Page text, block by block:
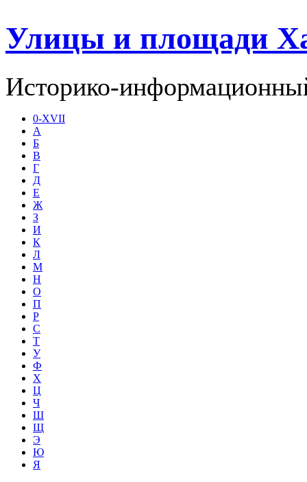
Улицы и площади
Историко-
0-XVII
А
Б
В
Г
Д
Е
Ж
З
И
К
Л
М
Н
О
П
Р
С
Т
У
Ф
Х
Ц
Ч
Ш
Щ
Э
Ю
Я